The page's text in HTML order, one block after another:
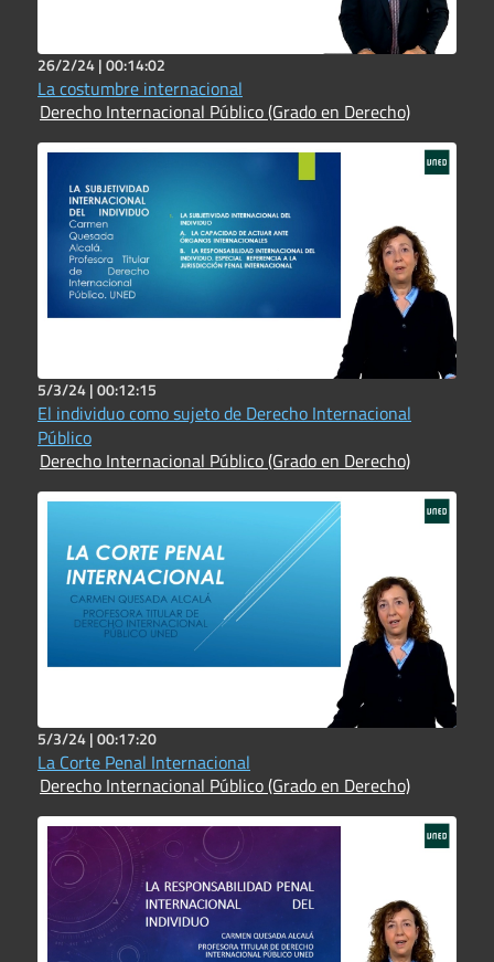
26/2/24 |00:14:02
La costumbre internacional
Derecho Internacional Público (Grado en Derecho)
5/3/24 |00:12:15
El individuo como sujeto de Derecho Internacional
Público
Derecho Internacional Público (Grado en Derecho)
5/3/24 |00:17:20
La Corte Penal Internacional
Derecho Internacional Público (Grado en Derecho)